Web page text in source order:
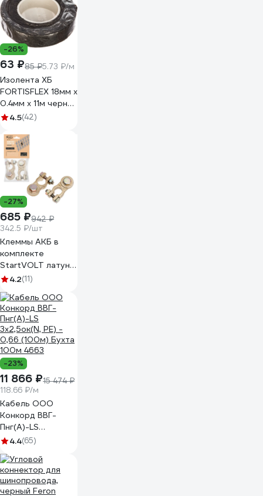
шт, длина 200 см,
серебро 10326
-26%
63 ₽85 ₽5.73 ₽/м
Изолента ХБ
FORTISFLEX 18мм х
0.4мм х 11м черная
71242
4.5(42)
-27%
685 ₽942 ₽
342.5 ₽/шт
Клеммы АКБ в
комплекте
StartVOLT латунь,
болт, 10 мм SBT
4.2(11)
-23%
11 866 ₽15 474 ₽
118.66 ₽/м
Кабель ООО
Конкорд ВВГ-
Пнг(А)-LS
3x2,5ок(N, PE) -
100м 4663
4.4(65)